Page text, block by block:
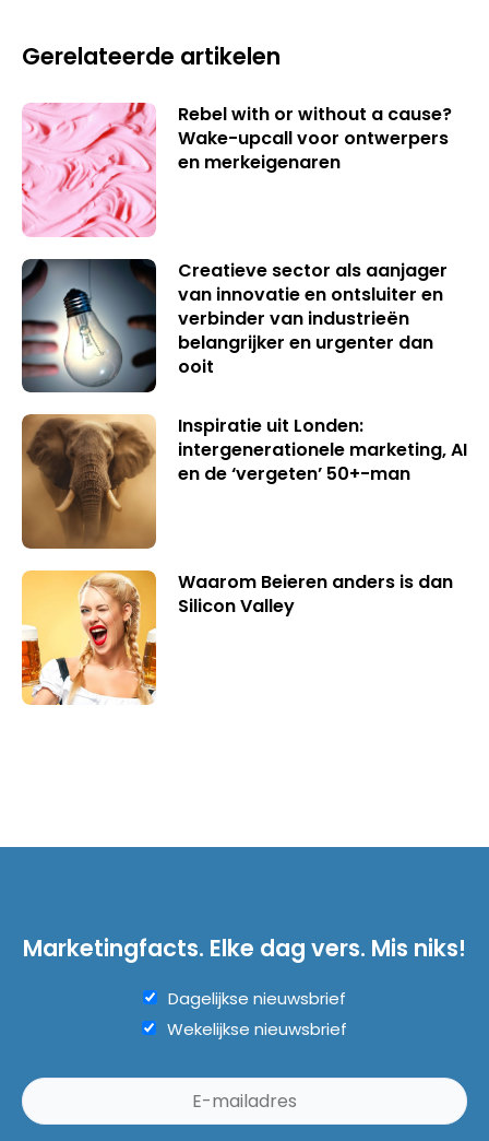
Gerelateerde artikelen
Rebel with or without a cause?
Wake-upcall voor ontwerpers
en merkeigenaren
Creatieve sector als aanjager
van innovatie en ontsluiter en
verbinder van industrieën
belangrijker en urgenter dan
ooit
Inspiratie uit Londen:
intergenerationele marketing, AI
en de ‘vergeten’ 50+-man
Waarom Beieren anders is dan
Silicon Valley
Marketingfacts. Elke dag vers. Mis niks!
Dagelijkse nieuwsbrief
Wekelijkse nieuwsbrief